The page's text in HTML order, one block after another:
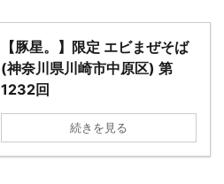
【豚星。】限定 エビまぜそば
(神奈川県川崎市中原区) 第
1232回
続きを見る